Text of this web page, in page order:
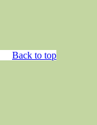
Back to top